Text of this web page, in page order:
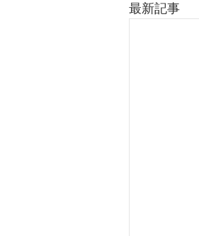
最新記事